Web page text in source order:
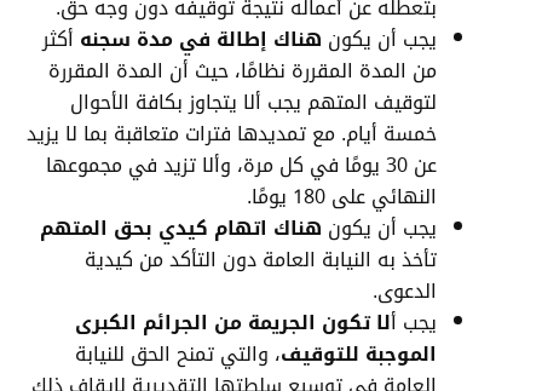
بتعطله عن أعماله نتيجة توقيفه دون وجه حق.
يجب أن يكون هناك إطالة في مدة سجنه أكثر
من المدة المقررة نظامًا، حيث أن المدة المقررة
لتوقيف المتهم يجب ألا يتجاوز بكافة الأحوال
خمسة أيام. مع تمديدها فترات متعاقبة بما لا يزيد
عن 30 يومًا في كل مرة، وألا تزيد في مجموعها
النهائي على 180 يومًا.
يجب أن يكون هناك اتهام كيدي بحق المتهم
تأخذ به النيابة العامة دون التأكد من كيدية
الدعوى.
يجب ألا تكون الجريمة من الجرائم الكبرى
الموجبة للتوقيف، والتي تمنح الحق للنيابة